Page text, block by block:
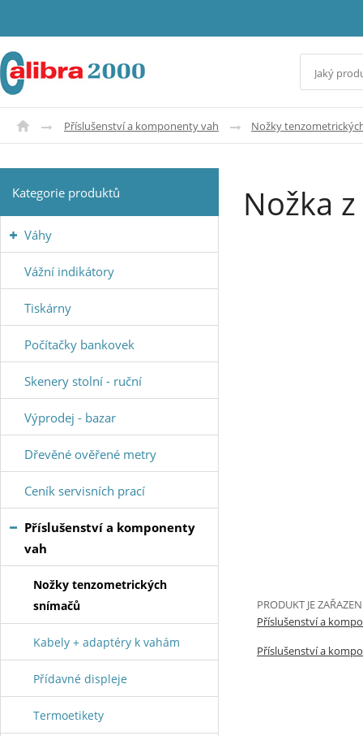
Příslušenství a komponenty vah Nožky
Nožka
PRODUKT JE
Příslušenství a
Příslušenství a
Kategorie produktů
Váhy
Vážní indikátory
Tiskárny
Počítačky bankovek
Skenery stolní - ruční
Výprodej - bazar
Dřevěné ověřené metry
Ceník servisních prací
Příslušenství a komponenty
vah
Nožky tenzometrických
snímačů
Kabely + adaptéry k vahám
Přídavné displeje
Termoetikety